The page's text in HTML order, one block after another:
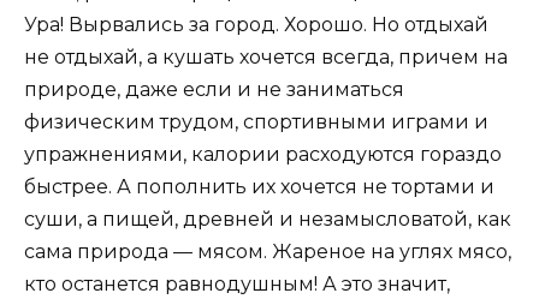
Ура! Вырвались за город. Хорошо. Но отдыхай
не отдыхай, а кушать хочется всегда, причем на
природе, даже если и не заниматься
физическим трудом, спортивными играми и
упражнениями, калории расходуются гораздо
быстрее. А пополнить их хочется не тортами и
суши, а пищей, древней и незамысловатой, как
сама природа — мясом. Жареное на углях мясо,
кто останется равнодушным! А это значит,